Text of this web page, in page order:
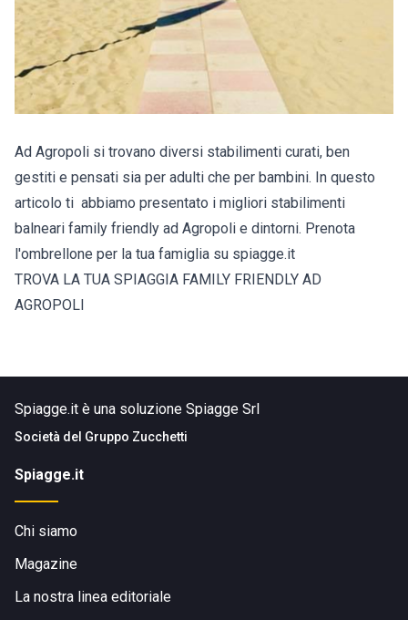
Ad Agropoli si trovano diversi stabilimenti curati, ben
gestiti e pensati sia per adulti che per bambini. In questo
articolo ti abbiamo presentato i migliori stabilimenti
balneari family friendly ad Agropoli e dintorni. Prenota
l'ombrellone per la tua famiglia su spiagge.it
TROVA LA TUA SPIAGGIA FAMILY FRIENDLY AD
AGROPOLI
Spiagge.it è una soluzione Spiagge Srl
Società del Gruppo Zucchetti
Spiagge.it
Chi siamo
Magazine
La nostra linea editoriale